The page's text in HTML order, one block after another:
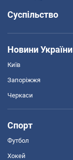
Суспільство
Новини України
Київ
Запоріжжя
Черкаси
Спорт
Футбол
Хокей